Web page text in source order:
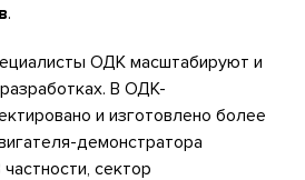
.
ОДК масштабируют и
В ОДК-
и изготовлено более
демонстратора
сектор